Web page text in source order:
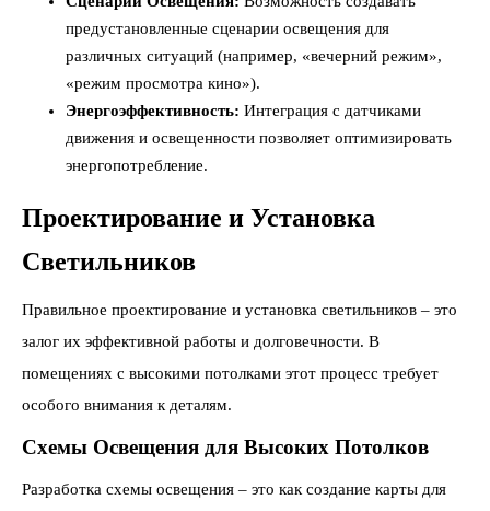
предустановленные сценарии освещения для
различных ситуаций (например, «вечерний режим»,
«режим просмотра кино»).
Энергоэффективность: Интеграция с датчиками
движения и освещенности позволяет оптимизировать
энергопотребление.
Проектирование и Установка
Светильников
Правильное проектирование и установка светильников – это
залог их эффективной работы и долговечности. В
помещениях с высокими потолками этот процесс требует
особого внимания к деталям.
Схемы Освещения для Высоких Потолков
Разработка схемы освещения – это как создание карты для